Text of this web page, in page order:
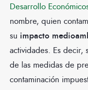
Desarrollo
nombre, quien
su impacto
actividades. Es decir,
de las medidas de
contaminación